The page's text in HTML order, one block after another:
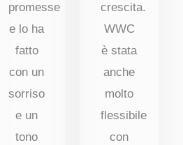
promesse
e lo ha
fatto
con un
sorriso
e un
tono
crescita.
WWC
è stata
anche
molto
flessibile
con